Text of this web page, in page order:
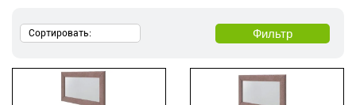
Сортировать: Фильтр